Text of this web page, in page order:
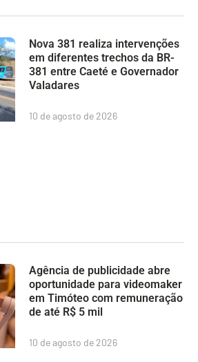
Nova 381 realiza intervenções
em diferentes trechos da BR-
381 entre Caeté e Governador
Valadares
10 de agosto de 2026
Agência de publicidade abre
oportunidade para videomaker
em Timóteo com remuneração
de até R$ 5 mil
10 de agosto de 2026